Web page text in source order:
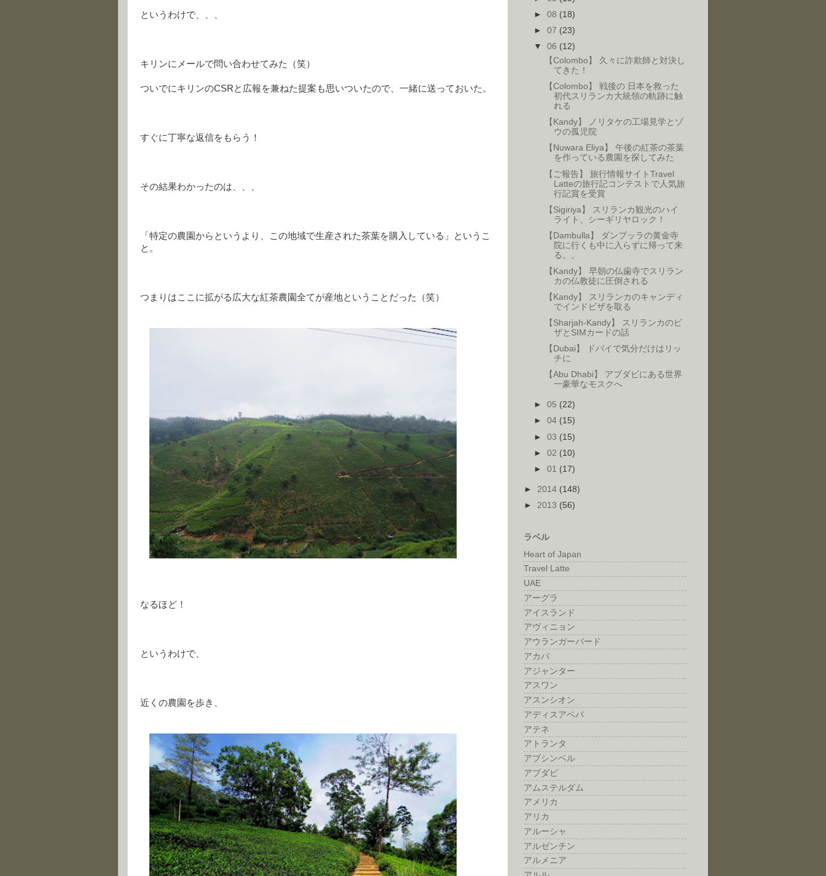
というわけで、、、
キリンにメールで問い合わせてみた（笑）
ついでにキリンのCSRと広報を兼ねた提案も思いついたので、一緒に送っておいた。
すぐに丁寧な返信をもらう！
その結果わかったのは、、、
「特定の農園からというより、この地域で生産された茶葉を購入している」というこ
と。
つまりはここに拡がる広大な紅茶農園全てが産地ということだった（笑）
なるほど！
というわけで、
近くの農園を歩き、
►08 (18)
►07 (23)
▼06 (12)
【Colombo】 久々に詐欺師と対決し
てきた！
【Colombo】 戦後の 日本を救った
初代スリランカ大統領の軌跡に触
れる
【Kandy】 ノリタケの工場見学とゾ
ウの孤児院
【Nuwara Eliya】 午後の紅茶の茶葉
を作っている農園を探してみた
【ご報告】 旅行情報サイトTravel
Latteの旅行記コンテストで人気旅
行記賞を受賞
【Sigiriya】 スリランカ観光のハイ
ライト、シーギリヤロック！
【Dambulla】 ダンブッラの黄金寺
院に行くも中に入らずに帰って来
る。。
【Kandy】 早朝の仏歯寺でスリラン
カの仏教徒に圧倒される
【Kandy】 スリランカのキャンディ
でインドビザを取る
【Sharjah-Kandy】 スリランカのビ
ザとSIMカードの話
【Dubai】 ドバイで気分だけはリッ
チに
【Abu Dhabi】 アブダビにある世界
一豪華なモスクへ
►05 (22)
►04 (15)
►03 (15)
►02 (10)
►01 (17)
► 2014 (148)
► 2013 (56)
ラベル
Heart of Japan
Travel Latte
UAE
アーグラ
アイスランド
アヴィニョン
アウランガーバード
アカバ
アジャンター
アスワン
アスンシオン
アディスアベバ
アテネ
アトランタ
アブシンベル
アブダビ
アムステルダム
アメリカ
アリカ
アルーシャ
アルゼンチン
アルメニア